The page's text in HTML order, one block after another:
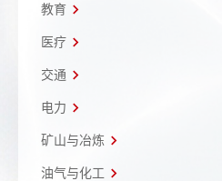
教育
医疗
交通
电力
矿山与冶炼
油气与化工